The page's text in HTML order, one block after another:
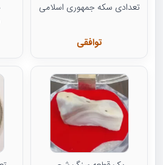
تعدادی سکه جمهوری اسلامی
توافقی